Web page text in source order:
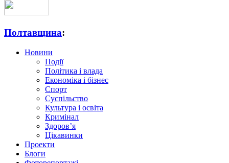
Полтавщина:
Новини
Події
Політика і влада
Економіка і бізнес
Спорт
Суспільство
Культура і освіта
Кримінал
Здоров’я
Цікавинки
Проекти
Блоги